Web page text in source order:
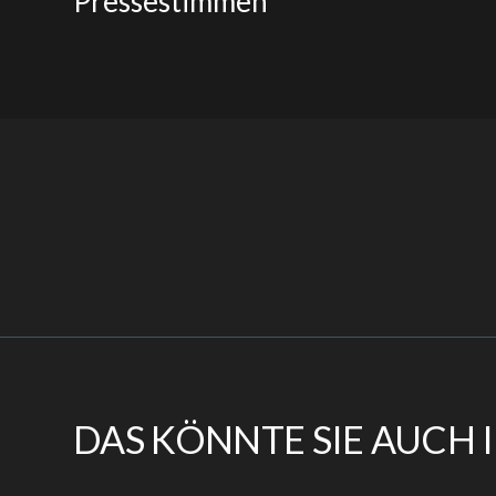
DAS KÖNNTE SIE AUCH